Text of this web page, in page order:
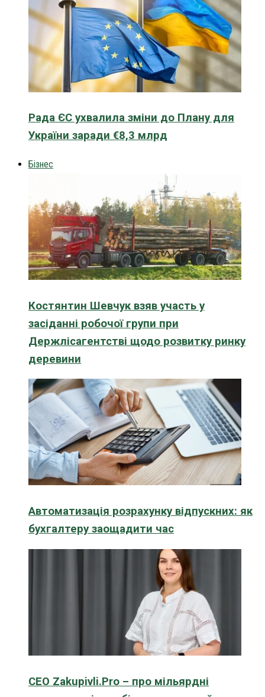
Рада ЄС ухвалила зміни до Плану для
України заради €8,3 млрд
Бізнес
Костянтин Шевчук взяв участь у
засіданні робочої групи при
Держлісагентстві щодо розвитку ринку
деревини
Автоматизація розрахунку відпускних: як
бухгалтеру заощадити час
CEO Zakupivli.Pro – про мільярдні